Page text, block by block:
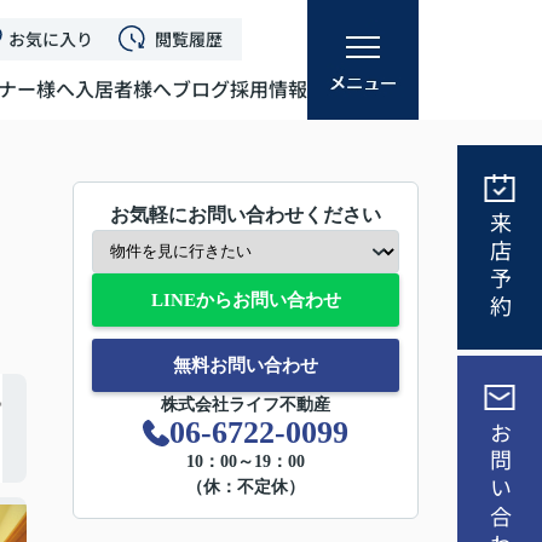
お気に入り 閲覧履歴
ー様へ入居者様へブログ採用情報
来店予約
お問い合わせ
お気軽にお問い合わせください
LINEからお問い合わせ
無料お問い合わせ
株式会社ライフ不動産
06-6722-0099
10：00～19：00
（休：不定休）